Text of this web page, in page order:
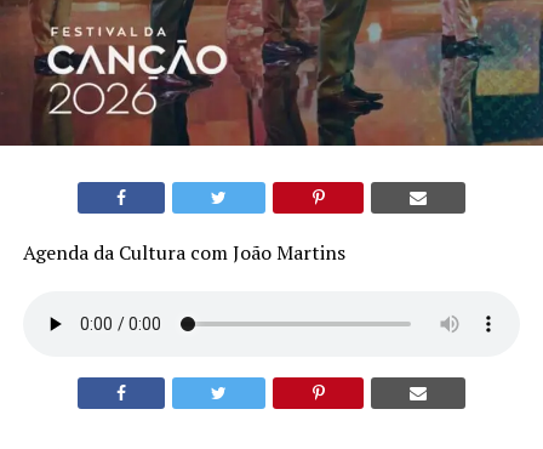
Agenda da Cultura com João Martins